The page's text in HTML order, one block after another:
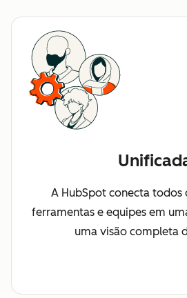
A HubSpot conecta todos
ferramentas e equipes em
uma visão completa